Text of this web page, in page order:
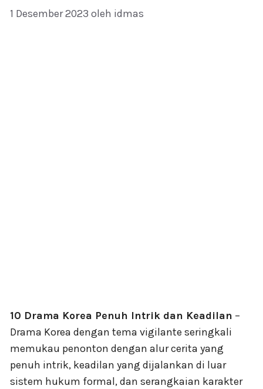
1 Desember 2023 oleh idmas
10 Drama Korea Penuh Intrik dan Keadilan –
Drama Korea dengan tema vigilante seringkali
memukau penonton dengan alur cerita yang
penuh intrik, keadilan yang dijalankan di luar
sistem hukum formal, dan serangkaian karakter